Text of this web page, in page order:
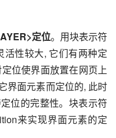
定位。用块表示符
活性较大, 它们有两种定
位使界面放置在网页上
界面元素而定位的, 此时
位的完整性。块表示符
来实现界面元素的定